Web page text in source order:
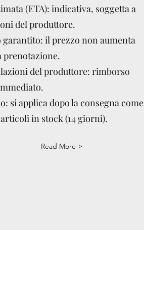
(ETA): indicativa, soggetta a
del produttore.
garantito: il prezzo non aumenta
prenotazione.
del produttore: rimborso
si applica dopo la consegna come
in stock (14 giorni).
Read More >